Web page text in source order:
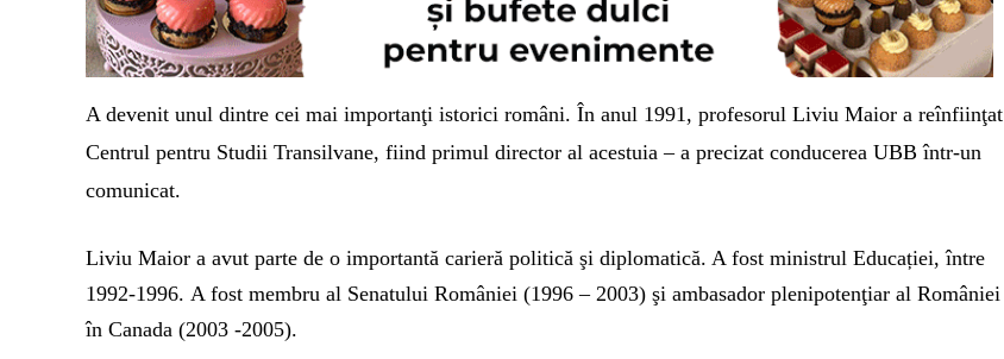
A devenit unul dintre cei mai importanţi istorici români. În anul 1991, profesorul Liviu Maior a reînfiinţat
Centrul pentru Studii Transilvane, fiind primul director al acestuia – a precizat conducerea UBB într-un
comunicat.
Liviu Maior a avut parte de o importantă carieră politică şi diplomatică. A fost ministrul Educației, între
1992-1996. A fost membru al Senatului României (1996 – 2003) şi ambasador plenipotenţiar al României
în Canada (2003 -2005).